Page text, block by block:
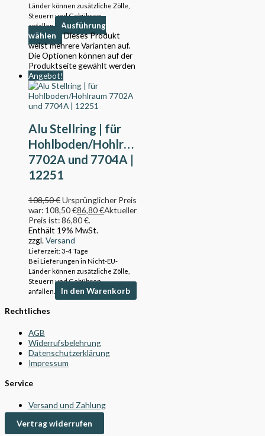
Länder können zusätzliche Zölle,
Steuern und Gebühren
anfallen.
Ausführung
wählen
Dieses Produkt
weist mehrere Varianten auf.
Die Optionen können auf der
Produktseite gewählt werden
Angebot!
Alu Stellring | für
Hohlboden/Hohlraum
7702A und 7704A |
12251
108,50€Ursprünglicher Preis
war: 108,50 €86,80€Aktueller
Preis ist: 86,80 €.
Enthält 19% MwSt.
zzgl.Versand
Lieferzeit: 3-4 Tage
Bei Lieferungen in Nicht-EU-
Länder können zusätzliche Zölle,
Steuern und Gebühren
anfallen.
In den Warenkorb
Rechtliches
AGB
Widerrufsbelehrung
Datenschutzerklärung
Impressum
Service
Versand und Zahlung
Vertrag widerrufen